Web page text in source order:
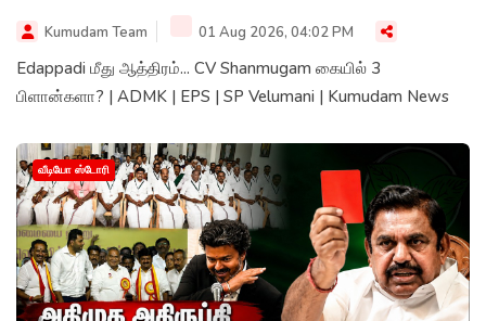
Kumudam Team 01 Aug 2026, 04:02 PM
Edappadi மீது ஆத்திரம்... CV Shanmugam கையில் 3
பிளான்களா? | ADMK | EPS | SP Velumani | Kumudam News
வீடியோ ஸ்டோரி